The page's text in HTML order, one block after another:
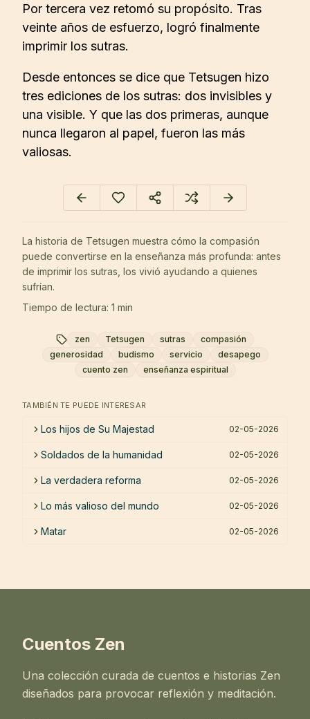
Por tercera vez retomó su propósito. Tras
veinte años de esfuerzo, logró finalmente
imprimir los sutras.
Desde entonces se dice que Tetsugen hizo
tres ediciones de los sutras: dos invisibles y
una visible. Y que las dos primeras, aunque
nunca llegaron al papel, fueron las más
valiosas.
La historia de Tetsugen muestra cómo la compasión
puede convertirse en la enseñanza más profunda: antes
de imprimir los sutras, los vivió ayudando a quienes
sufrían.
Tiempo de lectura: 1 min
zen Tetsugen sutras
compasión
generosidad
budismo servicio
desapego
cuento zen
enseñanza espiritual
TAMBIÉN TE PUEDE INTERESAR
Los hijos de Su Majestad 02-05-2026
Soldados de la humanidad 02-05-2026
La verdadera reforma 02-05-2026
Lo más valioso del mundo 02-05-2026
Matar 02-05-2026
Cuentos Zen
Una colección curada de cuentos e historias Zen
diseñados para provocar reflexión y meditación.